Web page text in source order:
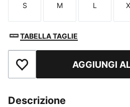
Taglia
S
Taglia
M
Taglia
L
TABELLA TAGLIE
Aggiungi ai Preferiti
AGGIUNGI
Descrizione